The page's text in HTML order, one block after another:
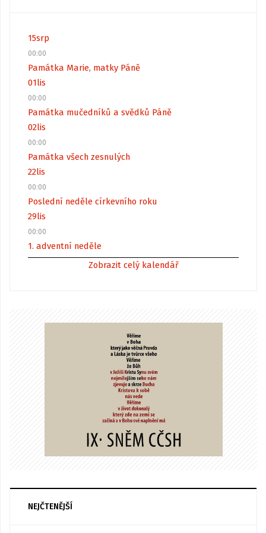
15srp
00:00
Památka Marie, matky Páně
01lis
00:00
Památka mučedníků a svědků Páně
02lis
00:00
Památka všech zesnulých
22lis
00:00
Poslední neděle církevního roku
29lis
00:00
1. adventní neděle
Zobrazit celý kalendář
NEJČTENĚJŠÍ